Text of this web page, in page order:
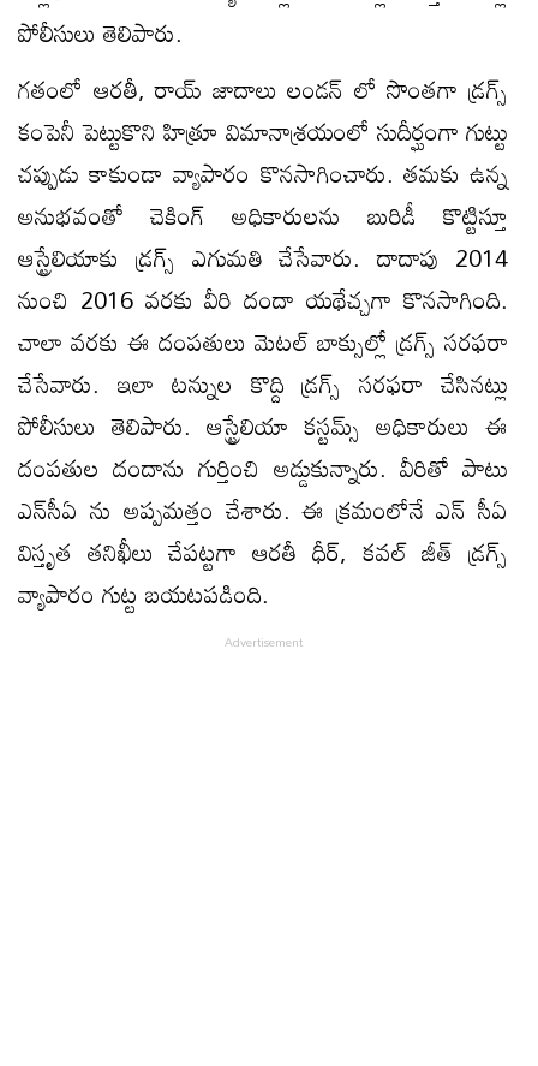
పోలీసులు తెలిపారు.
గతంలో ఆరతీ, రాయ్ జాదాలు లండన్ లో సొంతగా డ్రగ్స్
కంపెనీ పెట్టుకొని హిత్రూ విమానాశ్రయంలో సుదీర్ఘంగా గుట్టు
చప్పుడు కాకుండా వ్యాపారం కొనసాగించారు. తమకు ఉన్న
అనుభవంతో చెకింగ్ అధికారులను బురిడీ కొట్టిస్తూ
ఆస్ట్రేలియాకు డ్రగ్స్ ఎగుమతి చేసేవారు. దాదాపు 2014
నుంచి 2016 వరకు వీరి దందా యథేచ్చగా కొనసాగింది.
చాలా వరకు ఈ దంపతులు మెటల్ బాక్సుల్లో డ్రగ్స్ సరఫరా
చేసేవారు. ఇలా టన్నుల కొద్ది డ్రగ్స్ సరఫరా చేసినట్లు
పోలీసులు తెలిపారు. ఆస్ట్రేలియా కస్టమ్స్ అధికారులు ఈ
దంపతుల దందాను గుర్తించి అడ్డుకున్నారు. వీరితో పాటు
ఎన్‌సీఏ ను అప్పమత్తం చేశారు. ఈ క్రమంలోనే ఎన్ సీఏ
విస్తృత తనిఖీలు చేపట్టగా ఆరతీ ధీర్, కవల్ జీత్ డ్రగ్స్
వ్యాపారం గుట్ట బయటపడింది.